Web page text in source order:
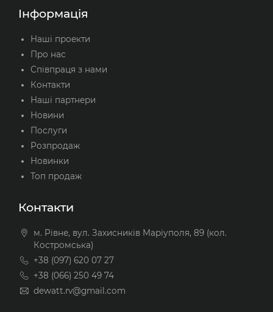
Інформація
Наші проекти
Про нас
Співпраця з нами
Контакти
Наші партнери
Новини
Послуги
Розпродаж
Новинки
Топ продаж
Контакти
м. Рівне, вул. Захисників Маріуполя, 89 (кол.
Костромська)
+38 (097) 620 07 27
+38 (066) 250 49 74
dewatt.rv@gmail.com